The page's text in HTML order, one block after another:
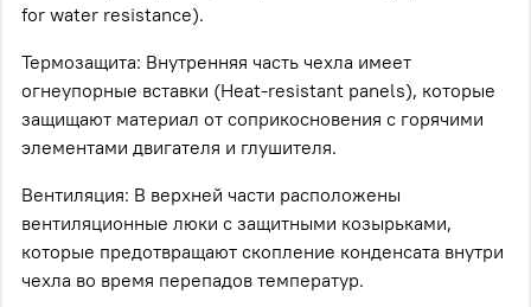
for water resistance).
Термозащита: Внутренняя часть чехла имеет
огнеупорные вставки (Heat-resistant panels), которые
защищают материал от соприкосновения с горячими
элементами двигателя и глушителя.
Вентиляция: В верхней части расположены
вентиляционные люки с защитными козырьками,
которые предотвращают скопление конденсата внутри
чехла во время перепадов температур.